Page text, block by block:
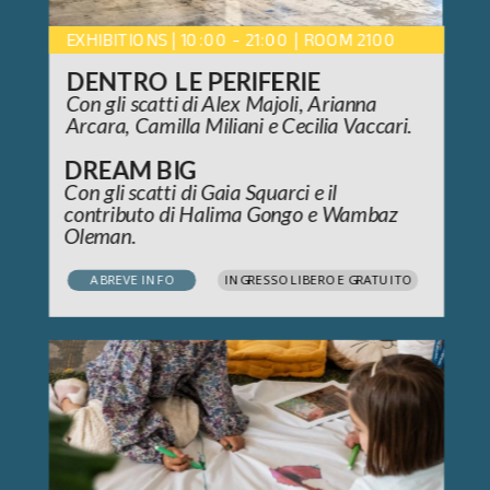
INGRESSO LIBERO E GRATUITO
A BREVE INFO
EXHIBITIONS | 10:00 - 21:00 | ROOM 2100
DENTRO LE PERIFERIE
Con gli scatti di Alex Majoli, Arianna
Arcara, Camilla Miliani e Cecilia Vaccari.
DREAM BIG
Con gli scatti di Gaia Squarci e il
contributo di Halima Gongo e Wambaz
Oleman.